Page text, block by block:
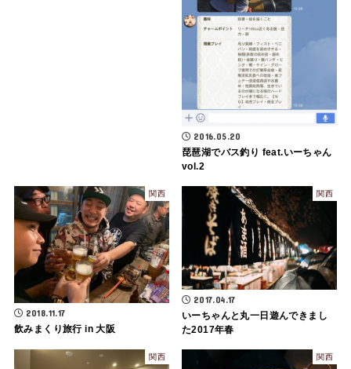
2016.05.20
琵琶湖でバス釣り feat.いーちゃん
vol.2
関西
2018.11.17
飲みまくり旅行 in 大阪
関西
2017.04.17
いーちゃんと丸一日遊んできまし
た2017年春
関西 関西